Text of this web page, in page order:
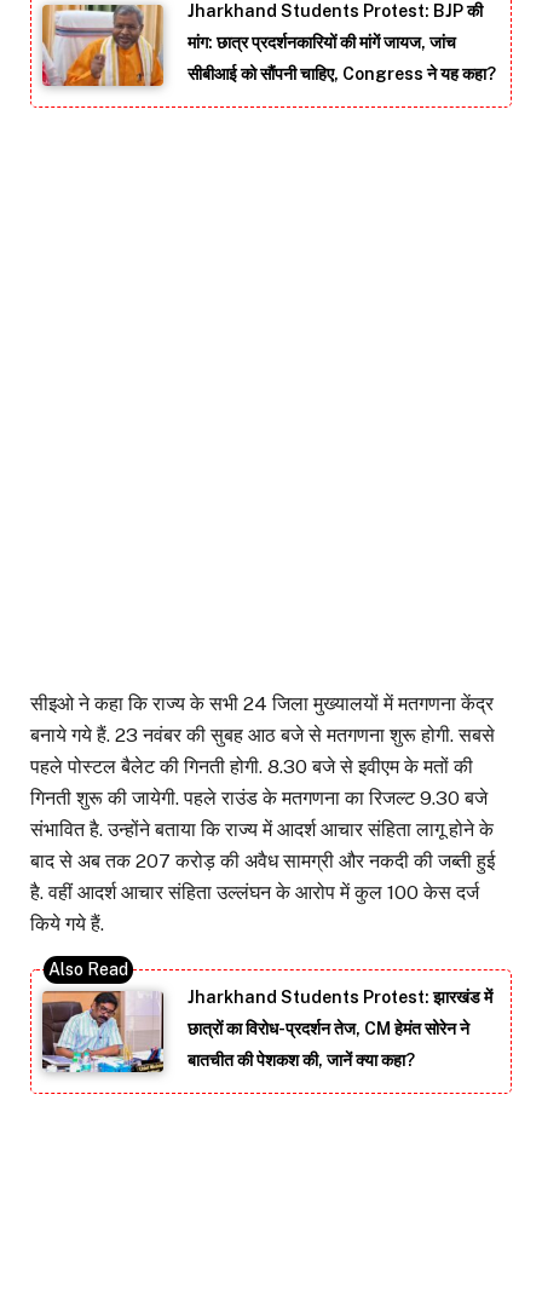
Jharkhand Students Protest: BJP की
मांग: छात्र प्रदर्शनकारियों की मांगें जायज, जांच
सीबीआई को सौंपनी चाहिए, Congress ने यह कहा?
सीइओ ने कहा कि राज्य के सभी 24 जिला मुख्यालयों में मतगणना केंद्र
बनाये गये हैं. 23 नवंबर की सुबह आठ बजे से मतगणना शुरू होगी. सबसे
पहले पोस्टल बैलेट की गिनती होगी. 8.30 बजे से इवीएम के मतों की
गिनती शुरू की जायेगी. पहले राउंड के मतगणना का रिजल्ट 9.30 बजे
संभावित है. उन्होंने बताया कि राज्य में आदर्श आचार संहिता लागू होने के
बाद से अब तक 207 करोड़ की अवैध सामग्री और नकदी की जब्ती हुई
है. वहीं आदर्श आचार संहिता उल्लंघन के आरोप में कुल 100 केस दर्ज
किये गये हैं.
Jharkhand Students Protest: झारखंड में
छात्रों का विरोध-प्रदर्शन तेज, CM हेमंत सोरेन ने
बातचीत की पेशकश की, जानें क्या कहा?